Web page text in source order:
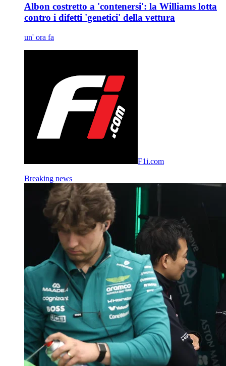
Albon costretto a 'contenersi': la Williams lotta
contro i difetti 'genetici' della vettura
un' ora fa
F1i.com
Breaking news